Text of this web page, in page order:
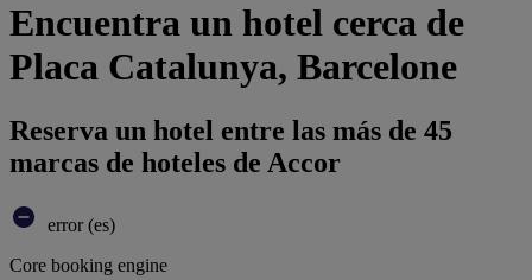
Encuentra un hotel cerca de
Placa Catalunya, Barcelone
Reserva un hotel entre las más de 45
marcas de hoteles de Accor
error (es)
Core booking engine